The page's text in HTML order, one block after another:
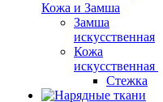
Кожа и Замша
Замша
искусственная
Кожа
искусственная
Стежка